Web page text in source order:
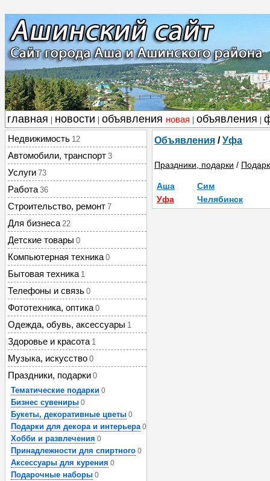
главная новости объявления новая объявления
Недвижимость 12
Автомобили, транспорт 3
Услуги 73
Работа 36
Строительство, ремонт 7
Для бизнеса 22
Детские товары 0
Компьютерная техника 0
Бытовая техника 1
Телефоны и связь 0
Фототехника, оптика 0
Одежда, обувь, аксессуары 1
Здоровье и красота 1
Музыка, искусство 0
Праздники, подарки 0
Тематические подарки 0
Бизнес сувениры 0
Букеты, декоративные цветы 0
Подарки для декора и интерьера 0
Хобби и развлечения 0
Принадлежности для спиртного 0
Аксессуары для курения 0
Подарочные наборы 0
Объявления /Уфа
Праздники, подарки /
Аша
Сим
Уфа
Челябинск